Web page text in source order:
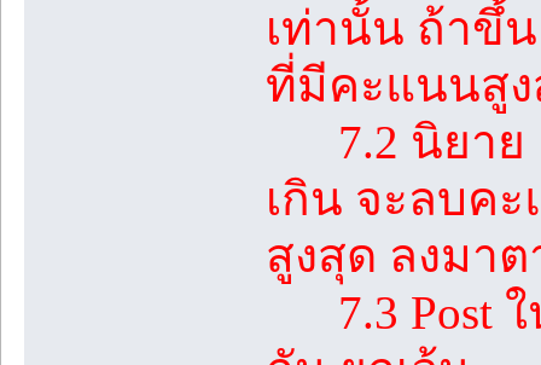
เท่านั้น ถ้าขึ้
ที่มีคะแนนสู
7.2 นิยาย 1
เกิน จะลบค
สูงสุด ลงมา
7.3 Post ใ